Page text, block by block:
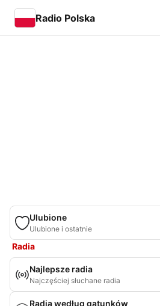
Radio Polska
Ulubione
Ulubione i ostatnie
Radia
Najlepsze radia
Najczęściej słuchane radia
Radia według gatunków